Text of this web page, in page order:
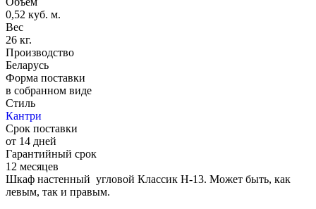
0,52 куб. м.
Вес
26 кг.
Производство
Беларусь
Форма поставки
в собранном виде
Стиль
Кантри
Срок поставки
от 14 дней
Гарантийный срок
12 месяцев
Шкаф настенный угловой Классик Н-13. Может быть, как
левым, так и правым.